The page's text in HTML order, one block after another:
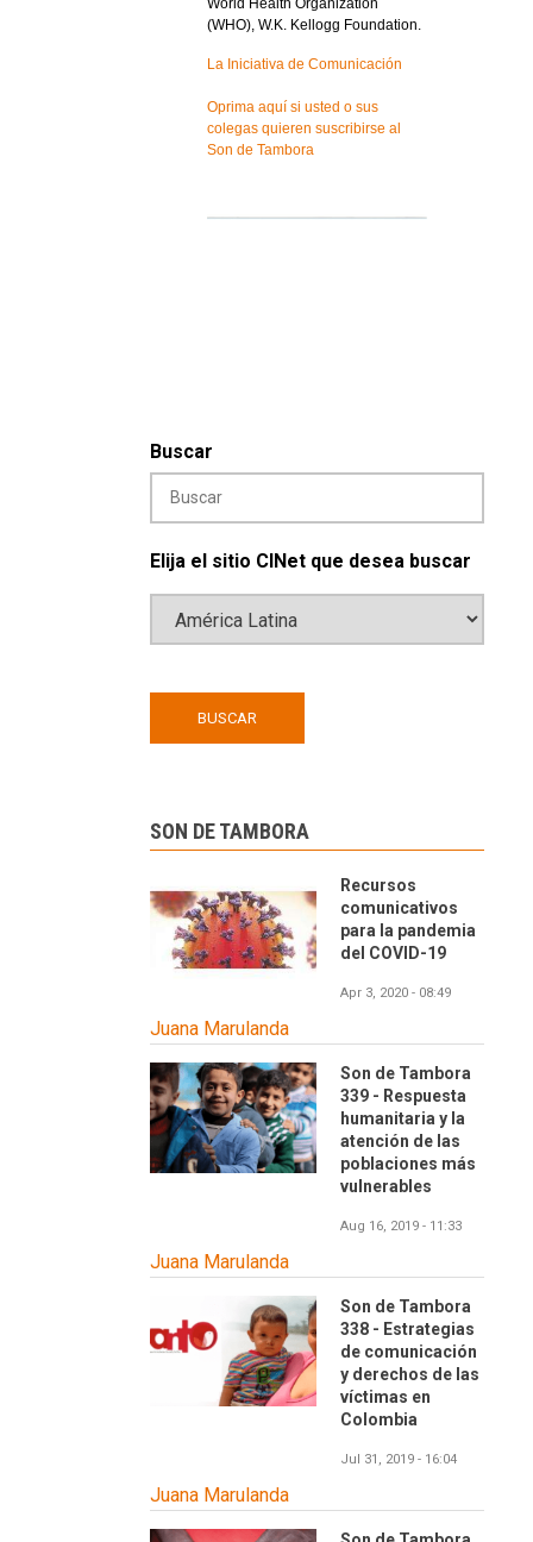
(WHO), W.K. Kellogg Foundation.
La Iniciativa de Comunicación
Oprima aquí si usted o sus
colegas quieren suscribirse al
Son de Tambora
Buscar
Elija el sitio CINet que desea buscar
SON DE TAMBORA
Recursos
comunicativos
para la pandemia
del COVID-19
Apr 3, 2020 - 08:49
Juana Marulanda
Son de Tambora
339 - Respuesta
humanitaria y la
atención de las
poblaciones más
vulnerables
Aug 16, 2019 - 11:33
Juana Marulanda
Son de Tambora
338 - Estrategias
de comunicación
y derechos de las
víctimas en
Colombia
Jul 31, 2019 - 16:04
Juana Marulanda